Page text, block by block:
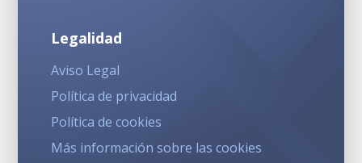
Legalidad
Aviso Legal
Política de privacidad
Política de cookies
Más información sobre las cookies